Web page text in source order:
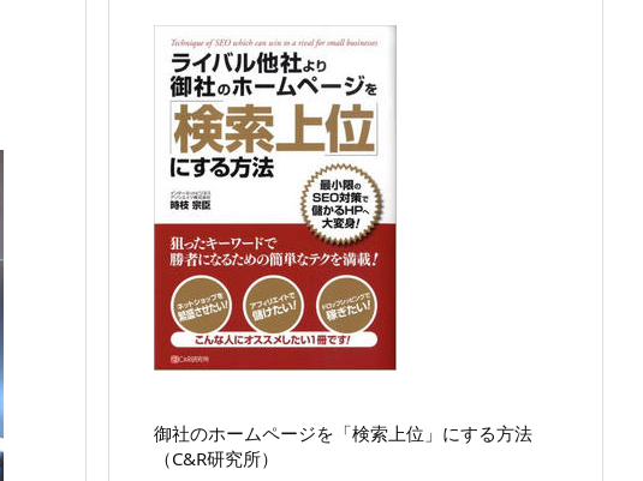
御社のホームページを「検索上位」にする方法
（C&R研究所）